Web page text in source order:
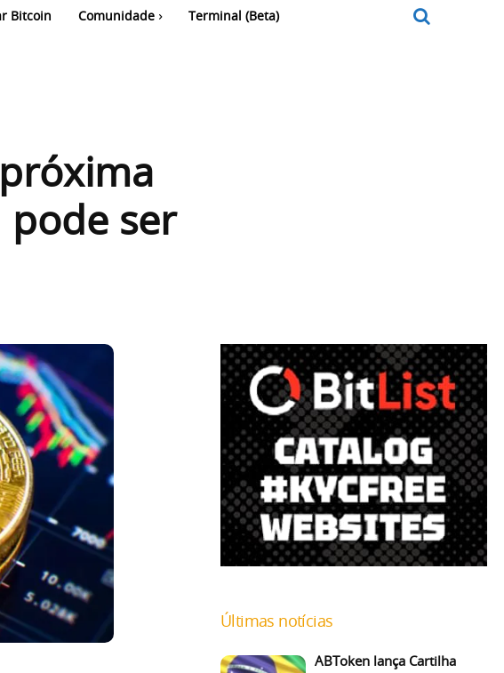
Bitcoin Comunidade Terminal (Beta)
pode ser
Últimas notícias
ABToken lança Cartilha